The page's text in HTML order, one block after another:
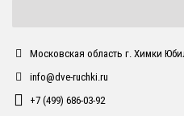
Московская область г. Химки
info@dve-ruchki.ru
+7 (499) 686-03-92